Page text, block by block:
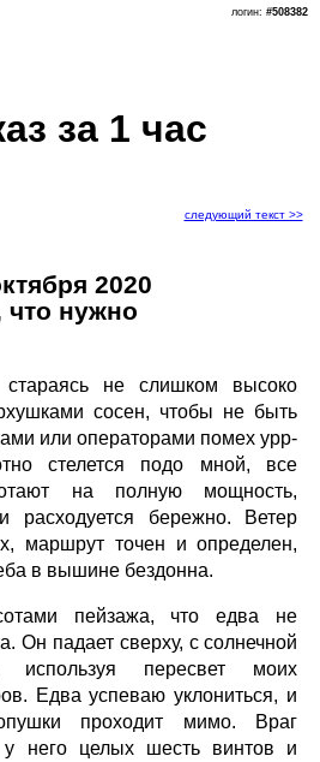
за 1 час
логин: #508382
следующий текст >>
2020
что нужно
не слишком высоко
сосен, чтобы не быть
или операторами помех урр-
стелется подо мной, все
на полную мощность,
расходуется бережно. Ветер
маршрут точен и определен,
в вышине бездонна.
пейзажа, что едва не
Он падает сверху, с солнечной
используя пересвет моих
Едва успеваю уклониться, и
проходит мимо. Враг
него целых шесть винтов и